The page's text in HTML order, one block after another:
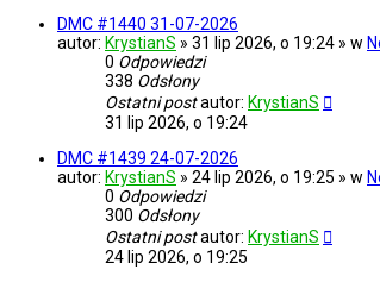
DMC #1440 31-07-2026
autor: KrystianS » 31 lip 2026, o 19:24 » w
0 Odpowiedzi
338 Odsłony
Ostatni postautor: KrystianS
31 lip 2026, o 19:24
DMC #1439 24-07-2026
autor: KrystianS » 24 lip 2026, o 19:25 » w
0 Odpowiedzi
300 Odsłony
Ostatni postautor: KrystianS
24 lip 2026, o 19:25